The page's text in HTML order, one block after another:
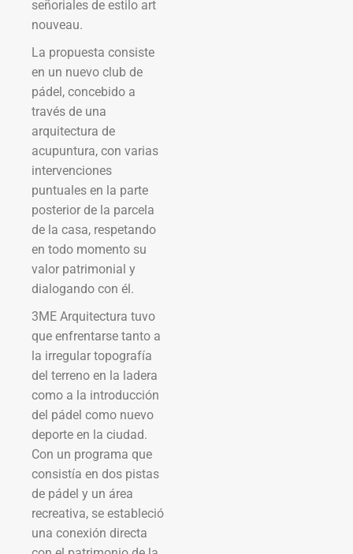
señoriales de estilo art
nouveau.
La propuesta consiste
en un nuevo club de
pádel, concebido a
través de una
arquitectura de
acupuntura, con varias
intervenciones
puntuales en la parte
posterior de la parcela
de la casa, respetando
en todo momento su
valor patrimonial y
dialogando con él.
3ME Arquitectura tuvo
que enfrentarse tanto a
la irregular topografía
del terreno en la ladera
como a la introducción
del pádel como nuevo
deporte en la ciudad.
Con un programa que
consistía en dos pistas
de pádel y un área
recreativa, se estableció
una conexión directa